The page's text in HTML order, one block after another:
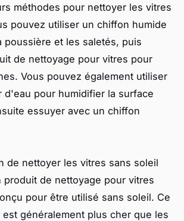
méthodes pour nettoyer les vitres
pouvez utiliser un chiffon humide
poussière et les saletés, puis
de nettoyage pour vitres pour
Vous pouvez également utiliser
d'eau pour humidifier la surface
essuyer avec un chiffon
de nettoyer les vitres sans soleil
de nettoyage pour vitres
pour être utilisé sans soleil. Ce
généralement plus cher que les